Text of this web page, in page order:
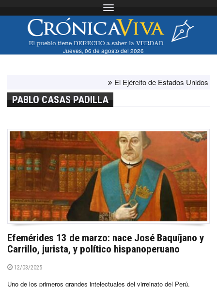
Toggle navigation
Jueves, 06 de agosto del 2026
El Ejército de Estados Unidos ha
PABLO CASAS PADILLA
Efemérides 13 de marzo: nace José Baquíjano y
Carrillo, jurista, y político hispanoperuano
12/03/2025
Uno de los primeros grandes intelectuales del virreinato del Perú.